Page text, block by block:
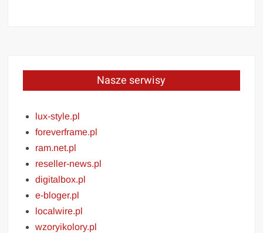
Nasze serwisy
lux-style.pl
foreverframe.pl
ram.net.pl
reseller-news.pl
digitalbox.pl
e-bloger.pl
localwire.pl
wzoryikolory.pl